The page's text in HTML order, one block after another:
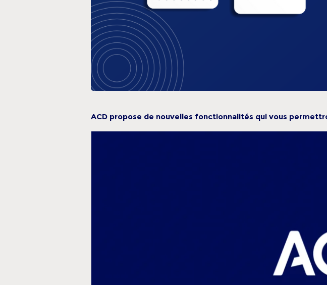
ACD propose de nouvelles fonctionnalités qui vous